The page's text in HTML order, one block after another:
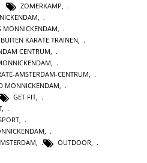
ZOMERKAMP
MONNICKENDAM
BUITEN KARATE TRAINEN
CENTRUM
AMSTERDAM-CENTRUM
MONNICKENDAM
GET FIT,
,
,
,
, OUTDOOR,